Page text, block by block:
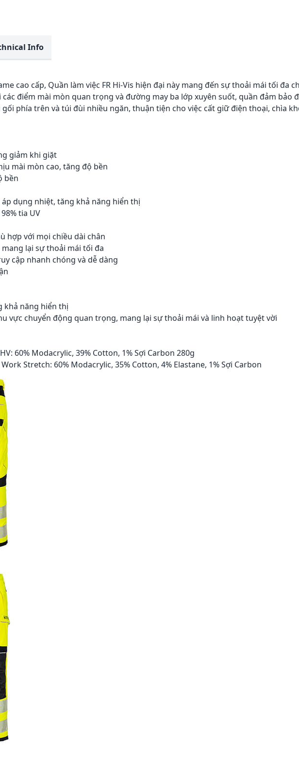
Info
cao cấp, Quần làm việc FR Hi-Vis hiện đại này mang đến sự thoải mái tối đa
các điểm mài mòn quan trọng và đường may ba lớp xuyên suốt, quần đảm bảo
phía trên và túi đùi nhiều ngăn, thuận tiện cho việc cất giữ điện thoại, chìa
giảm khi giặt
mài mòn cao, tăng độ bền
bền
dụng nhiệt, tăng khả năng hiển thị
tia UV
hợp với mọi chiều dài chân
lại sự thoải mái tối đa
cập nhanh chóng và dễ dàng
khả năng hiển thị
vực chuyển động quan trọng, mang lại sự thoải mái và linh hoạt tuyệt vời
60% Modacrylic, 39% Cotton, 1% Sợi Carbon 280g
Stretch: 60% Modacrylic, 35% Cotton, 4% Elastane, 1% Sợi Carbon